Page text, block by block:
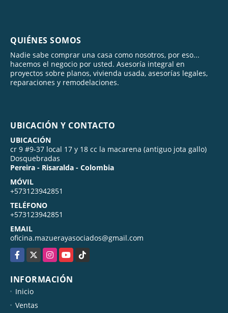
QUIÉNES SOMOS
Nadie sabe comprar una casa como nosotros, por eso...
hacemos el negocio por usted. Asesoría integral en
proyectos sobre planos, vivienda usada, asesorías legales,
reparaciones y remodelaciones.
UBICACIÓN Y CONTACTO
UBICACIÓN
cr 9 #9-37 local 17 y 18 cc la macarena (antiguo jota gallo)
Dosquebradas
Pereira - Risaralda - Colombia
MÓVIL
+573123942851
TELÉFONO
+573123942851
EMAIL
oficina.mazuerayasociados@gmail.com
Facebook
X InstagramYouTubeTikTok
INFORMACIÓN
Inicio
Ventas